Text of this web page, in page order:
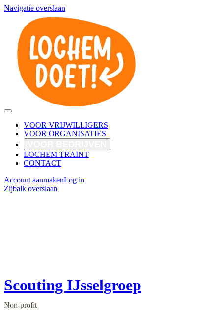
Navigatie overslaan
VOOR VRIJWILLIGERS
VOOR ORGANISATIES
LOCHEM TRAINT
CONTACT
Account aanmakenLog in
Zijbalk overslaan
Scouting IJsselgroep
Non-profit